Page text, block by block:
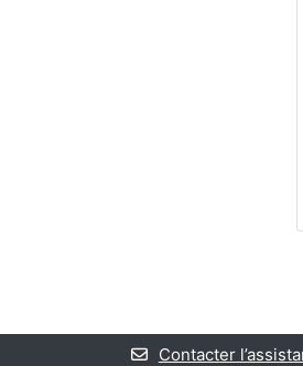
Contacter